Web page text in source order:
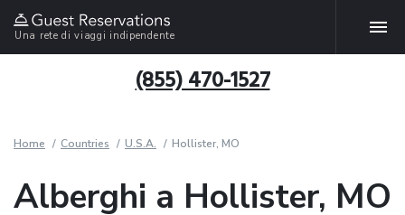
Una rete di viaggi indipendente
(855) 470-1527
Home Countries U.S.A. Hollister, MO
Alberghi a Hollister, MO